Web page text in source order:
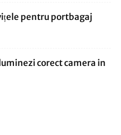
pentru portbagaj
corect camera in